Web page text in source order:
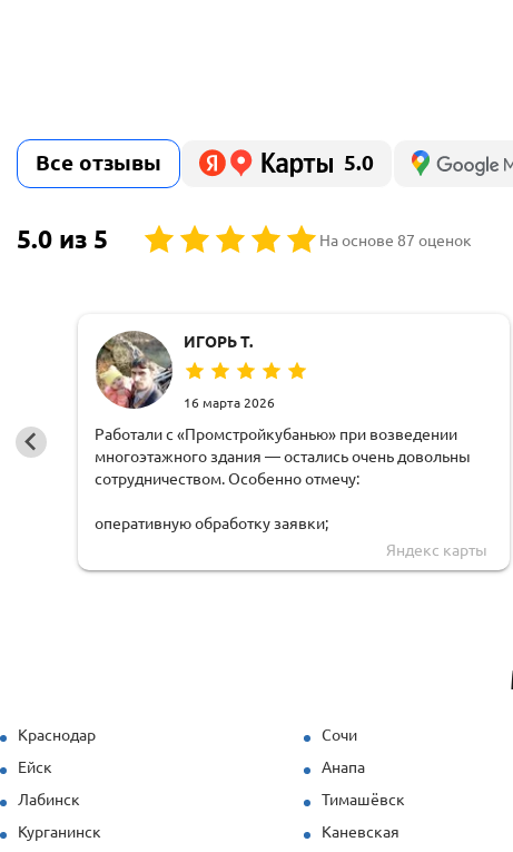
Все отзывы 5.0
5.0 из 5 На основе 87 оценок
ИГОРЬ Т.
16 марта 2026
Работали с «Промстройкубанью» при возведении
многоэтажного здания — остались очень довольны
сотрудничеством. Особенно отмечу:
оперативную обработку заявки;
чёткую логистику и соблюдение сроков доставки;
нагрузках. Спасибо за профессионализм!
Яндекс карты
Краснодар Сочи
Ейск
Анапа
Лабинск
Тимашёвск
Курганинск
Каневская